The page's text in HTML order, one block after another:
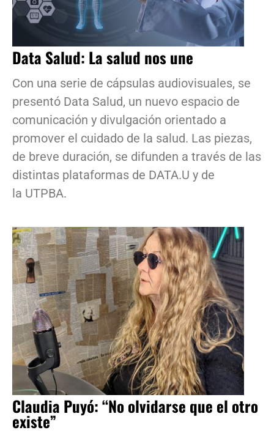
Data Salud: La salud nos une
Con una serie de cápsulas audiovisuales, se
presentó Data Salud, un nuevo espacio de
comunicación y divulgación orientado a
promover el cuidado de la salud. Las piezas,
de breve duración, se difunden a través de las
distintas plataformas de DATA.U y de
la UTPBA.
Claudia Puyó: “No olvidarse que el otro
existe”